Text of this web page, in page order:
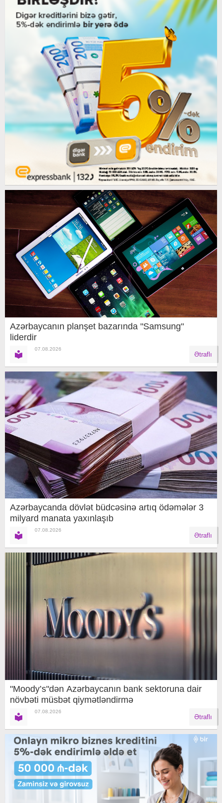
Azərbaycanın planşet bazarında "Samsung"
liderdir
07.08.2026
Ətraflı
Azərbaycanda dövlət büdcəsinə artıq ödəmələr 3
milyard manata yaxınlaşıb
07.08.2026
Ətraflı
"Moody’s"dən Azərbaycanın bank sektoruna dair
növbəti müsbət qiymətləndirmə
07.08.2026
Ətraflı